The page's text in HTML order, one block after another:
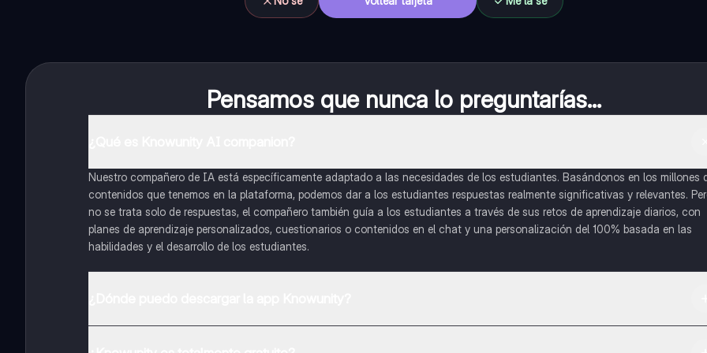
Pensamos que nunca lo preguntarías...
Nuestro compañero de IA está específicamente adaptado a las necesidades de los estudiantes. Basándonos en los millones
contenidos que tenemos en la plataforma, podemos dar a los estudiantes respuestas realmente significativas y relevantes.
no se trata solo de respuestas, el compañero también guía a los estudiantes a través de sus retos de aprendizaje diarios, con
planes de aprendizaje personalizados, cuestionarios o contenidos en el chat y una personalización del 100% basada en las
habilidades y el desarrollo de los estudiantes.